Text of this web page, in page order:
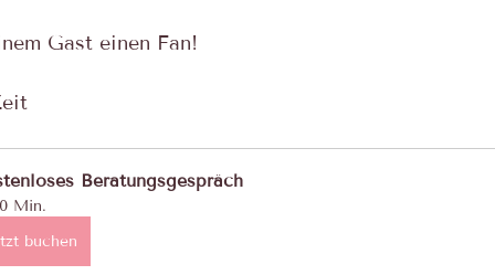
Gast einen Fan!
Beratungsgespräch
Min.
buchen